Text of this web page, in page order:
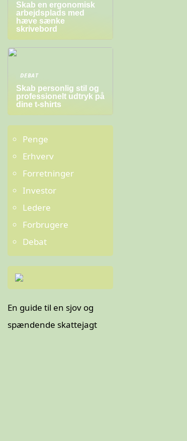
Skab en ergonomisk
arbejdsplads med
hæve sænke
skrivebord
DEBAT
Skab personlig stil og
professionelt udtryk på
dine t-shirts
Penge
Erhverv
Forretninger
Investor
Ledere
Forbrugere
Debat
En guide til en sjov og
spændende skattejagt